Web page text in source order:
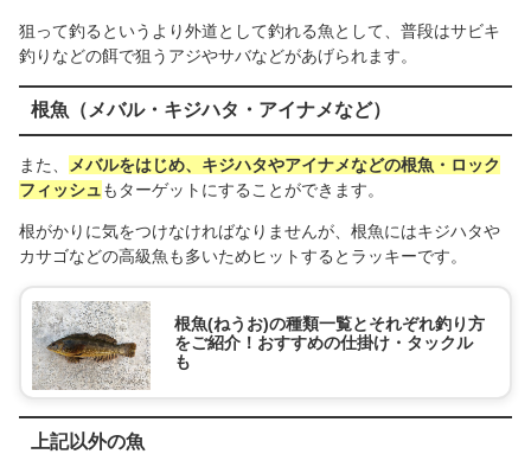
狙って釣るというより外道として釣れる魚として、普段はサビキ
釣りなどの餌で狙うアジやサバなどがあげられます。
根魚（メバル・キジハタ・アイナメなど）
また、 メバルをはじめ、キジハタやアイナメなどの根魚・ロック
フィッシュもターゲットにすることができます。
根がかりに気をつけなければなりませんが、根魚にはキジハタや
カサゴなどの高級魚も多いためヒットするとラッキーです。
根魚(ねうお)の種類一覧とそれぞれ釣り方
をご紹介！おすすめの仕掛け・タックル
も
上記以外の魚